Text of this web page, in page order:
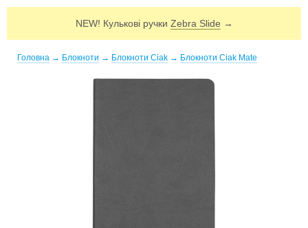
NEW! Кулькові ручки Zebra Slide →
Головна → Блокноти → Блокноти Ciak → Блокноти Ciak Mate